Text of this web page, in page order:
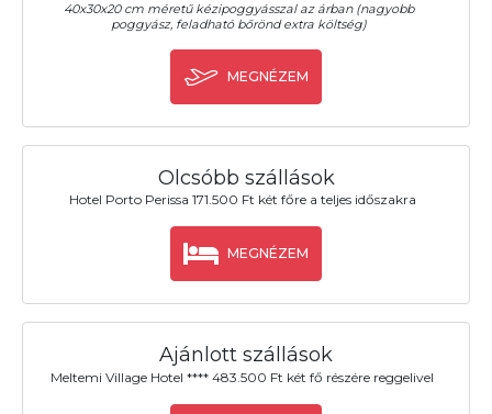
40x30x20 cm méretű kézipoggyásszal az árban (nagyobb
poggyász, feladható bőrönd extra költség)
MEGNÉZEM
Olcsóbb szállások
Hotel Porto Perissa 171.500 Ft két főre a teljes időszakra
MEGNÉZEM
Ajánlott szállások
Meltemi Village Hotel **** 483.500 Ft két fő részére reggelivel